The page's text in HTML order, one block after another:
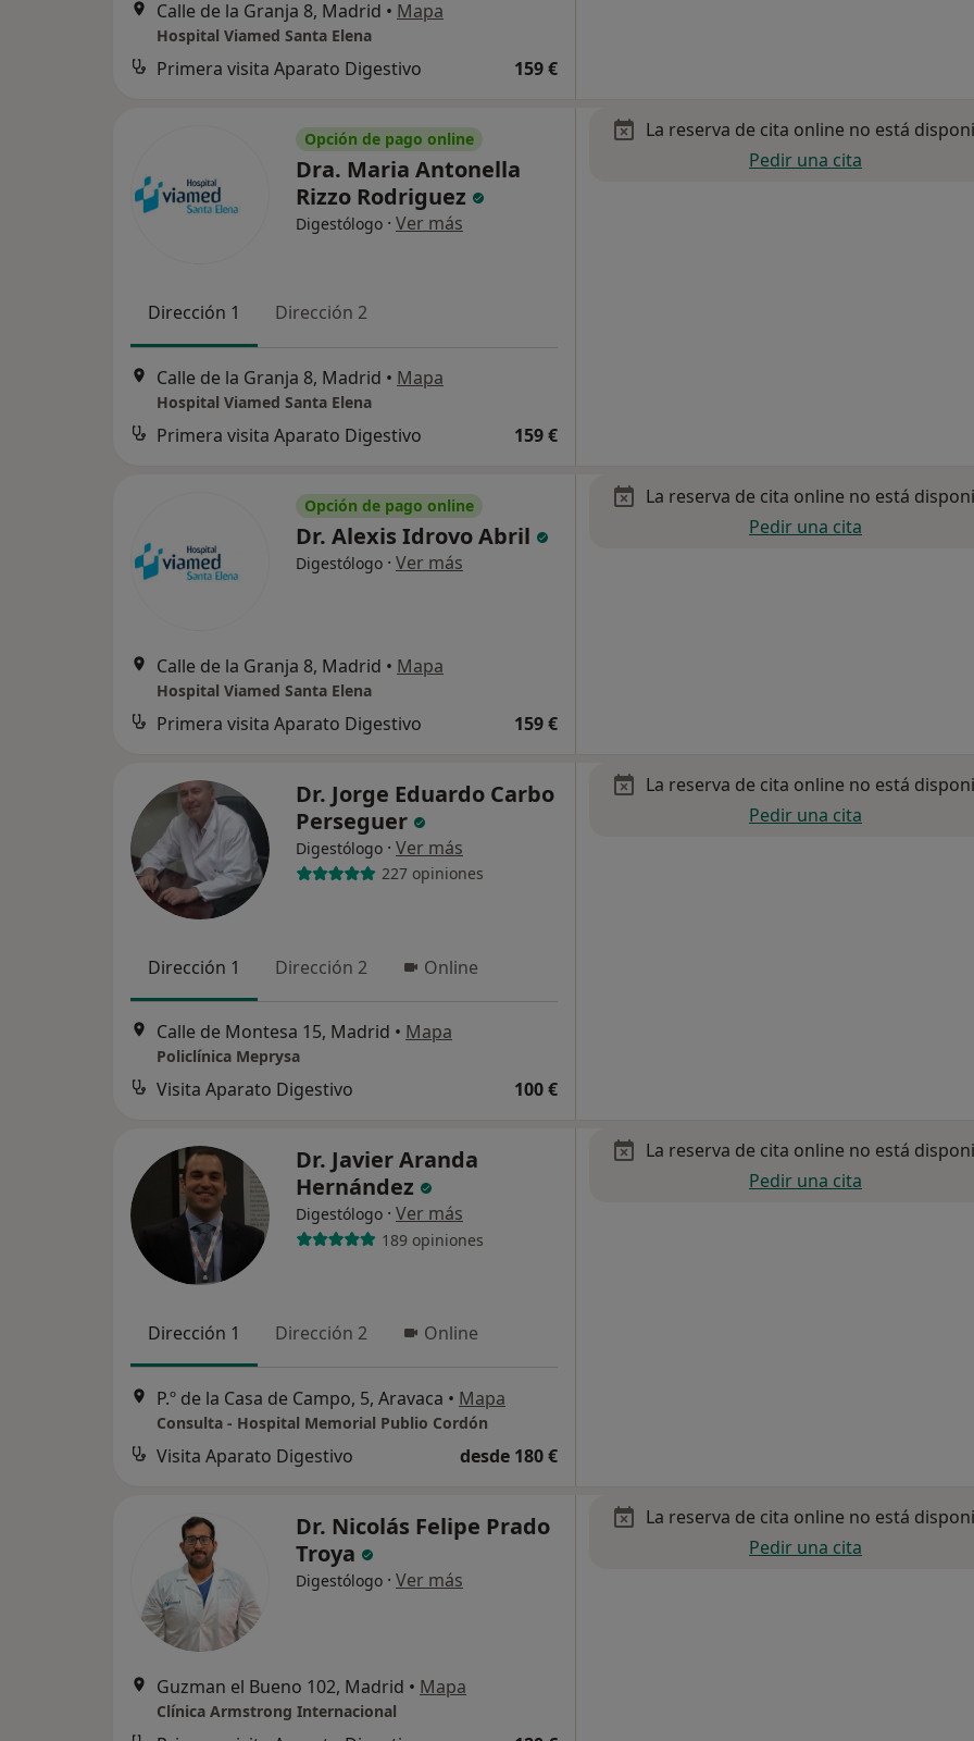
Calle de la Granja 8, Madrid • Mapa
Hospital Viamed Santa Elena
Primera visita Aparato Digestivo 159 €
Opción de pago online
Dra. Maria Antonella
Rizzo Rodriguez
Digestólogo · Ver más
Dirección 1 Dirección 2
Calle de la Granja 8, Madrid • Mapa
Hospital Viamed Santa Elena
Primera visita Aparato Digestivo 159 €
La reserva de cita online no está
Pedir una cita
Opción de pago online
Dr. Alexis Idrovo Abril
Digestólogo · Ver más
Calle de la Granja 8, Madrid • Mapa
Hospital Viamed Santa Elena
Primera visita Aparato Digestivo 159 €
La reserva de cita online no está
Pedir una cita
Dr. Jorge Eduardo Carbo
Perseguer
Digestólogo · Ver más
227 opiniones
Dirección 1 Dirección 2 Online
Calle de Montesa 15, Madrid • Mapa
Policlínica Meprysa
Visita Aparato Digestivo 100 €
La reserva de cita online no está
Pedir una cita
Dr. Javier Aranda
Hernández
Digestólogo · Ver más
189 opiniones
Dirección 1 Dirección 2 Online
P.º de la Casa de Campo, 5, Aravaca • Mapa
Consulta - Hospital Memorial Publio Cordón
Visita Aparato Digestivo desde 180 €
La reserva de cita online no está
Pedir una cita
Dr. Nicolás Felipe Prado
Troya
Digestólogo · Ver más
Guzman el Bueno 102, Madrid • Mapa
Clínica Armstrong Internacional
La reserva de cita online no está
Pedir una cita